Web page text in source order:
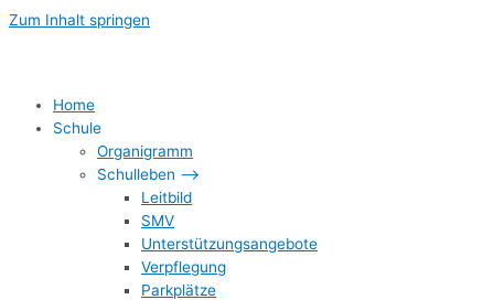
Zum Inhalt springen
Home
Schule
Organigramm
Schulleben –>
Leitbild
SMV
Unterstützungsangebote
Verpflegung
Parkplätze